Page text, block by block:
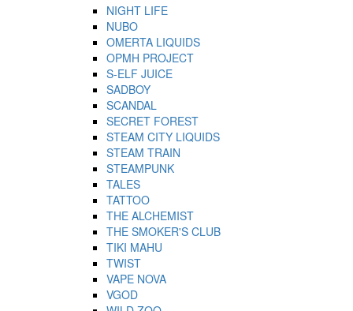
NIGHT LIFE
NUBO
OMERTA LIQUIDS
OPMH PROJECT
S-ELF JUICE
SADBOY
SCANDAL
SECRET FOREST
STEAM CITY LIQUIDS
STEAM TRAIN
STEAMPUNK
TALES
TATTOO
THE ALCHEMIST
THE SMOKER'S CLUB
TIKI MAHU
TWIST
VAPE NOVA
VGOD